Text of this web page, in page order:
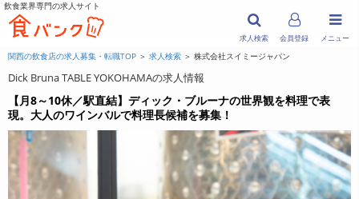
飲食業界専門の求人サイト
メニュー
求人検索 会員登録
関西の飲食店の求人募集・転職TOP ＞ 求人検索 ＞ 株式会社スイミージャパン
Dick Bruna TABLE YOKOHAMAの求人情報
【月8～10休／駅直結】ディック・ブルーナの世界観を料理で表
現。大人のワインバルで料理長候補を募集！